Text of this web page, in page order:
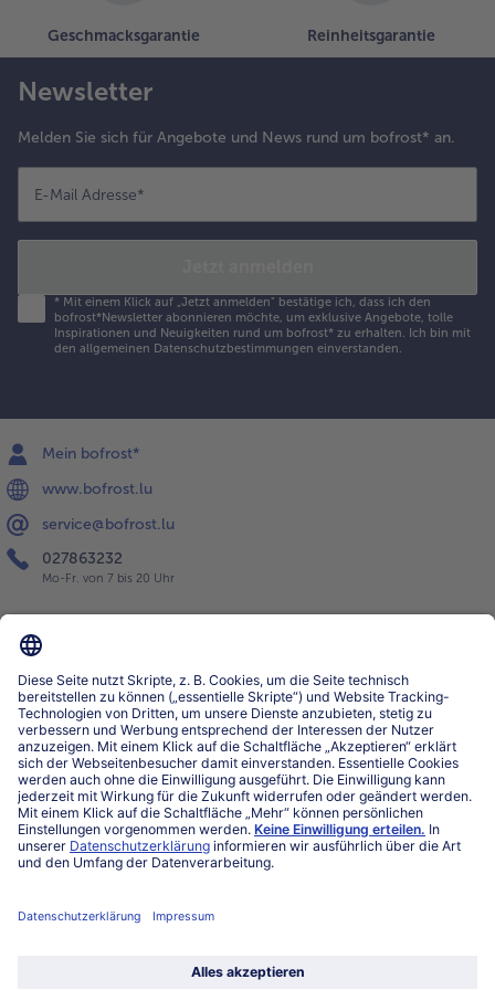
Geschmacksgarantie Reinheitsgarantie
Newsletter
Melden Sie sich für Angebote und News rund um bofrost* an.
E-Mail Adresse*
* Mit einem Klick auf „Jetzt anmelden" bestätige ich, dass ich den
bofrost*Newsletter abonnieren möchte, um exklusive Angebote, tolle
Inspirationen und Neuigkeiten rund um bofrost* zu erhalten. Ich bin mit
den allgemeinen Datenschutzbestimmungen einverstanden.
Mein bofrost*
www.bofrost.lu
service@bofrost.lu
027863232
Mo-Fr. von 7 bis 20 Uhr
Service
Über bofrost*
Kategorien